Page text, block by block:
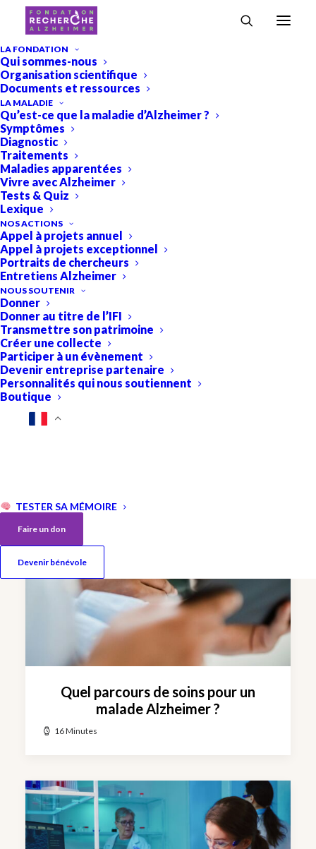
LA FONDATION
Qui sommes-nous
Organisation scientifique
Documents et ressources
LA MALADIE
Qu’est-ce que la maladie d’Alzheimer ?
Symptômes
Diagnostic
Traitements
Maladies apparentées
Vivre avec Alzheimer
Tests & Quiz
Lexique
NOS ACTIONS
Appel à projets annuel
Appel à projets exceptionnel
Portraits de chercheurs
Entretiens Alzheimer
NOUS SOUTENIR
Donner
Donner au titre de l’IFI
Transmettre son patrimoine
Créer une collecte
Participer à un évènement
Devenir entreprise partenaire
Personnalités qui nous soutiennent
Boutique
TESTER SA MÉMOIRE
Faire un don
Devenir bénévole
Accueil›Blog
Blog
TOUS
RECHERCHE & ALZHEIMER
VIVRE AVEC ALZHEIMER
Un test sanguin pour aider au
diagnostic de la maladie
Quel parcours de soins pour un
malade Alzheimer ?
16 Minutes